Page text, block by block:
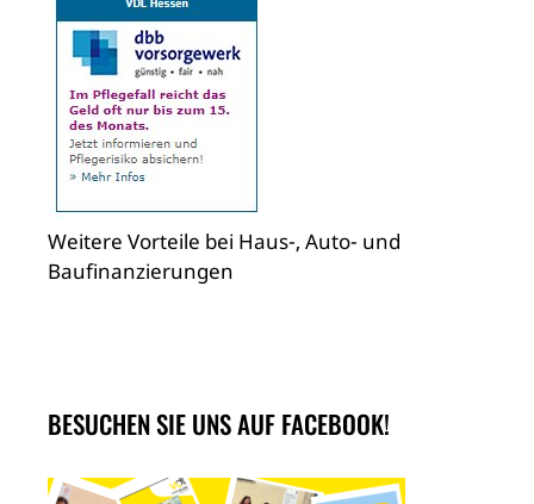
Weitere Vorteile bei Haus-, Auto- und
Baufinanzierungen
BESUCHEN SIE UNS AUF FACEBOOK!